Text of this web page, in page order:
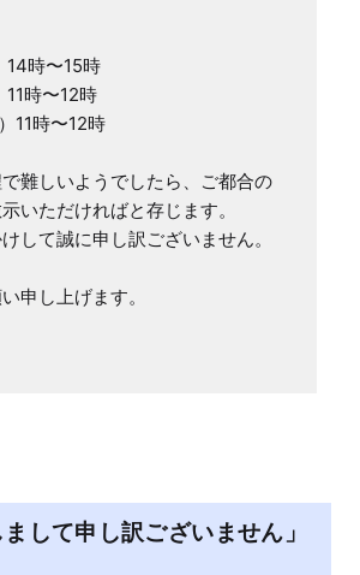
時〜15時
時〜12時
11時〜12時
難しいようでしたら、ご都合の
いただければと存じます。
して誠に申し訳ございません。
申し上げます。
まして申し訳ございません」